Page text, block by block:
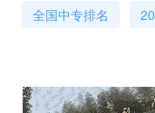
世界范围内的领跑地位
格按照《教育部关于
全国中专排名